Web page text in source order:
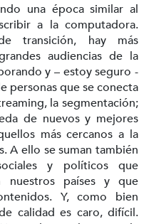
una época similar al
a la computadora.
transición, hay más
audiencias de la
y – estoy seguro -
personas que se conecta
la segmentación;
de nuevos y mejores
más cercanos a la
A ello se suman también
y políticos que
nuestros países y que
Y, como bien
calidad es caro, difícil.